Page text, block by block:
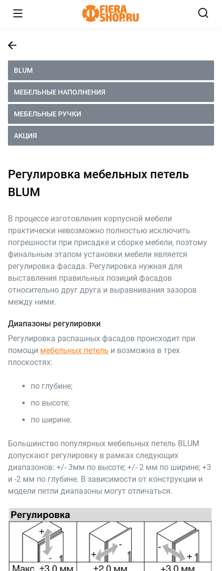
BLUM
МЕБЕЛЬНЫЕ НАПОЛНЕНИЯ
МЕБЕЛЬНЫЕ РУЧКИ
АКЦИЯ
Регулировка мебельных петель
BLUM
В процессе изготовления корпусной мебели
практически невозможно полностью исключить
погрешности при присадке и сборке мебели, поэтому
финальным этапом установки мебели является
регулировка фасада. Регулировка нужная для
выставления правильных позиций фасадов
относительно друг друга и выравнивания зазоров
между ними.
Диапазоны регулировки
Регулировка распашных фасадов происходит при
помощи мебельных петель и возможна в трех
плоскостях:
по глубине;
по высоте;
по ширине.
Большинство популярных мебельных петель BLUM
допускают регулировку в рамках следующих
диапазонов: +/- 3мм по высоте; +/- 2 мм по ширине; +3
и -2 мм по глубине. В зависимости от конструкции и
модели петли диапазоны могут отличаться.